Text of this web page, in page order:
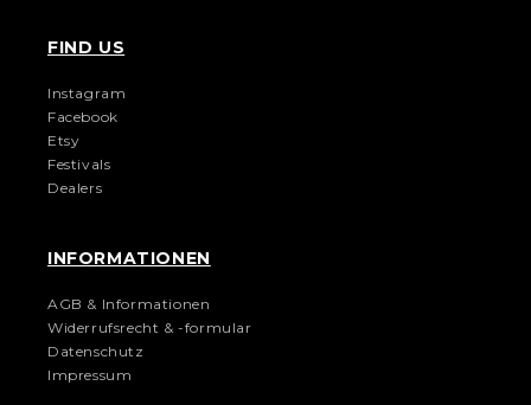
FIND US
Instagram
Facebook
Etsy
Festivals
Dealers
INFORMATIONEN
AGB & Informationen
Widerrufsrecht & -formular
Datenschutz
Impressum